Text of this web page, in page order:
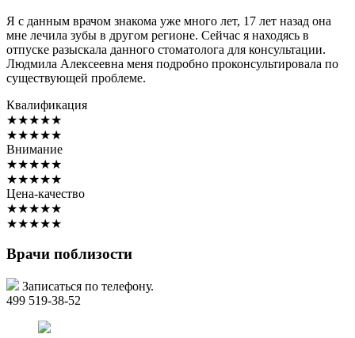
Я с данным врачом знакома уже много лет, 17 лет назад она
мне лечила зубы в другом регионе. Сейчас я находясь в
отпуске разыскала данного стоматолога для консультации.
Людмила Алексеевна меня подробно проконсультировала по
существующей проблеме.
Квалификация
★★★★★
★★★★★
Внимание
★★★★★
★★★★★
Цена-качество
★★★★★
★★★★★
Врачи поблизости
Записаться по телефону.
499 519-38-52